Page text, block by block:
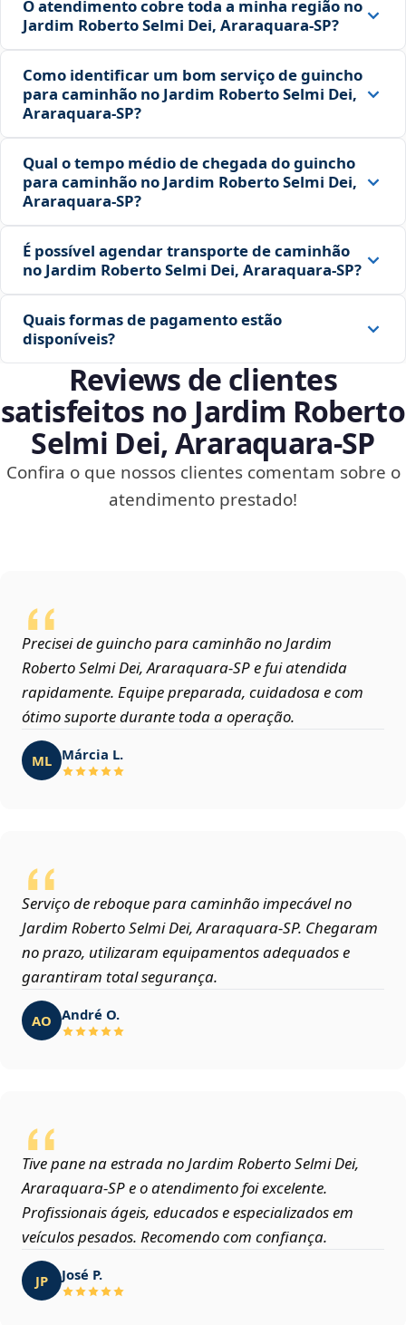
O atendimento cobre toda a minha região no
Jardim Roberto Selmi Dei, Araraquara‑SP?
Como identificar um bom serviço de guincho
para caminhão no Jardim Roberto Selmi Dei,
Araraquara‑SP?
Qual o tempo médio de chegada do guincho
para caminhão no Jardim Roberto Selmi Dei,
Araraquara‑SP?
É possível agendar transporte de caminhão
no Jardim Roberto Selmi Dei, Araraquara‑SP?
Quais formas de pagamento estão
disponíveis?
Reviews de clientes
satisfeitos no Jardim Roberto
Selmi Dei, Araraquara‑SP
Confira o que nossos clientes comentam sobre o
atendimento prestado!
Precisei de guincho para caminhão no Jardim
Roberto Selmi Dei, Araraquara‑SP e fui atendida
rapidamente. Equipe preparada, cuidadosa e com
ótimo suporte durante toda a operação.
ML Márcia L.
Serviço de reboque para caminhão impecável no
Jardim Roberto Selmi Dei, Araraquara‑SP. Chegaram
no prazo, utilizaram equipamentos adequados e
garantiram total segurança.
AO André O.
Tive pane na estrada no Jardim Roberto Selmi Dei,
Araraquara‑SP e o atendimento foi excelente.
Profissionais ágeis, educados e especializados em
veículos pesados. Recomendo com confiança.
JP José P.